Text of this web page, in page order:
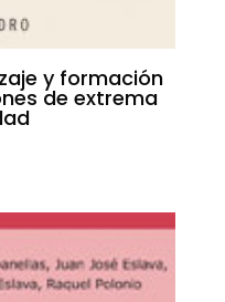
y formación
de extrema